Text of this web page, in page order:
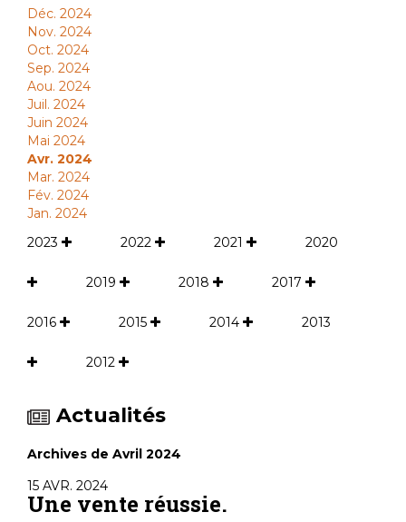
Déc. 2024
Nov. 2024
Oct. 2024
Sep. 2024
Aou. 2024
Juil. 2024
Juin 2024
Mai 2024
Avr. 2024
Mar. 2024
Fév. 2024
Jan. 2024
2023
2022 2021 2020
2019 2018 2017
2016 2015 2014 2013
2012
Actualités
Archives de Avril 2024
15 AVR. 2024
Une vente réussie.